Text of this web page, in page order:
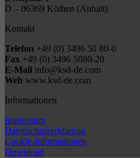
D – 06369 Köthen (Anhalt)
Kontakt
Telefon +49 (0) 3496 50 80-0
Fax +49 (0) 3496 5080-20
E-Mail info@ksd-de.com
Web www.ksd-de.com
Informationen
Impressum
Datenschutzerklärung
Cookie-Informationen
Download